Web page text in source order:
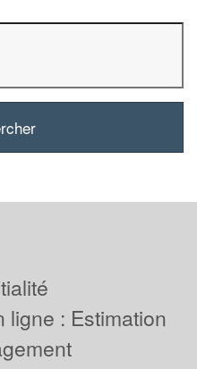
ligne : Estimation